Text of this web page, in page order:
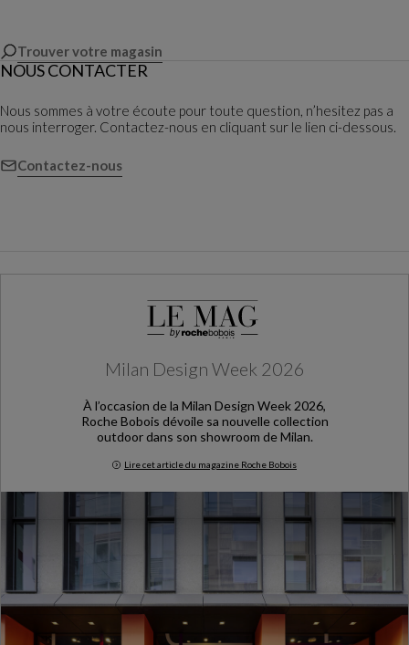
Trouver votre magasin
NOUS CONTACTER
Nous sommes à votre écoute pour toute question, n’hesitez pas a
nous interroger. Contactez-nous en cliquant sur le lien ci-dessous.
Contactez-nous
Milan Design Week 2026
À l’occasion de la Milan Design Week 2026,
Roche Bobois dévoile sa nouvelle collection
outdoor dans son showroom de Milan.
Lire cet article du magazine Roche Bobois
Milan Design Week 2026